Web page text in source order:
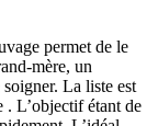
permet de le
mère, un
La liste est
. L’objectif étant de